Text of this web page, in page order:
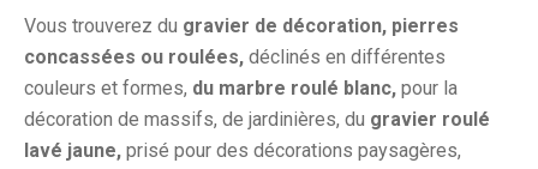
Vous trouverez du gravier de décoration, pierres
concassées ou roulées, déclinés en différentes
couleurs et formes, du marbre roulé blanc, pour la
décoration de massifs, de jardinières, du gravier roulé
lavé jaune, prisé pour des décorations paysagères,